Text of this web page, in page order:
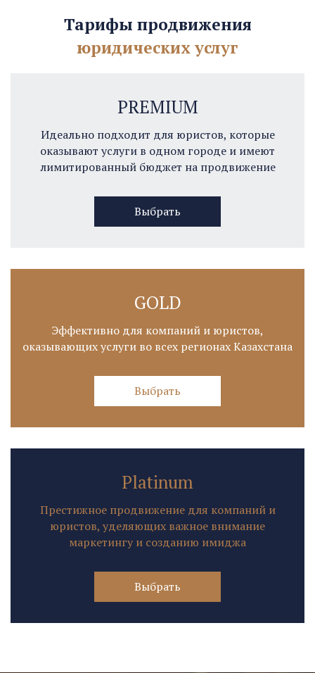
Тарифы продвижения
юридических услуг
PREMIUM
Идеально подходит для юристов, которые
оказывают услуги в одном городе и имеют
лимитированный бюджет на продвижение
Выбрать
GOLD
Эффективно для компаний и юристов,
оказывающих услуги во всех регионах Казахстана
Выбрать
Platinum
Престижное продвижение для компаний и
юристов, уделяющих важное внимание
маркетингу и созданию имиджа
Выбрать